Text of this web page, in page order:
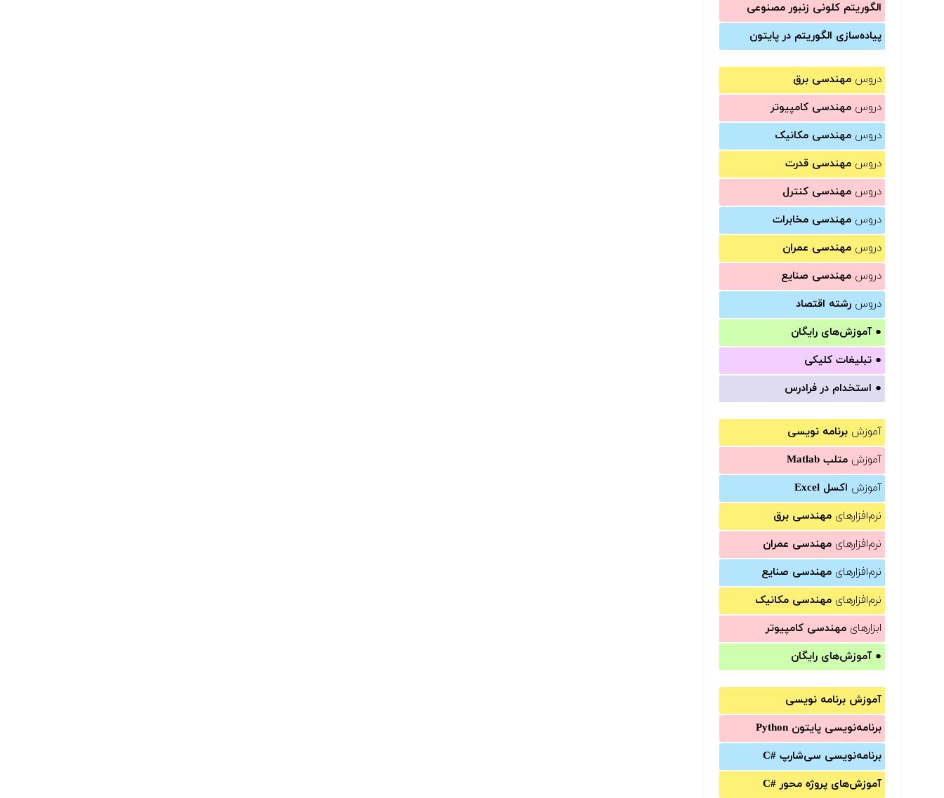
الگوریتم کلونی زنبور مصنوعی
پیاده‌سازی الگوریتم در پایتون
دروس مهندسی برق
دروس مهندسی کامپیوتر
دروس مهندسی مکانیک
دروس مهندسی قدرت
دروس مهندسی کنترل
دروس مهندسی مخابرات
دروس مهندسی عمران
دروس مهندسی صنایع
دروس رشته اقتصاد
● آموزش‌های رایگان
● تبلیغات کلیکی
● استخدام در فرادرس
آموزش برنامه نویسی
آموزش متلب Matlab
آموزش اکسل Excel
نرم‌افزارهای مهندسی برق
نرم‌افزارهای مهندسی عمران
نرم‌افزارهای مهندسی صنایع
نرم‌افزارهای مهندسی مکانیک
ابزارهای مهندسی کامپیوتر
● آموزش‌های رایگان
آموزش برنامه نویسی
برنامه‌نویسی پایتون Python
برنامه‌‌نویسی سی‌شارپ C#‎
آموزش‌های پروژه محور #C